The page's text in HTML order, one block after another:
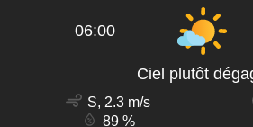
06:00
Ciel plutôt
S, 2.3 m/s
89 %